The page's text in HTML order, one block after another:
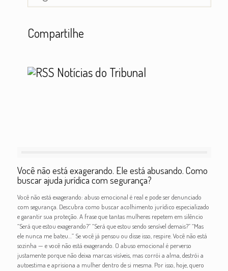
Compartilhe
Notícias do Tribunal
Você não está exagerando. Ele está abusando. Como
buscar ajuda jurídica com segurança?
Você não está exagerando: abuso emocional é real e pode ser denunciado
com segurança. Descubra como buscar acolhimento jurídico especializado
e garantir sua proteção. A frase que tantas mulheres repetem em silêncio
“Será que estou exagerando?” “Será que estou sendo sensível demais?” “Mas
ele nunca me bateu…” Se você já pensou ou disse isso, respire. Você não está
sozinha — e você não está exagerando. O abuso emocional é perverso
justamente porque não deixa marcas visíveis, mas corrói a alma, destrói a
autoestima e aprisiona a mulher dentro de si mesma. Por isso, hoje, quero